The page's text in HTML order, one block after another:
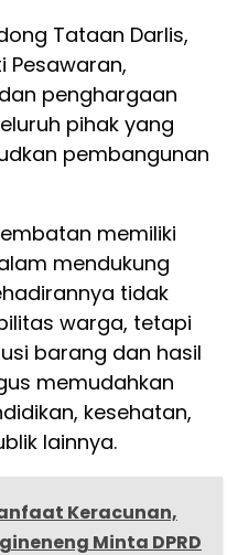
Tataan Darlis,
Pesawaran,
penghargaan
pihak yang
pembangunan
memiliki
mendukung
tidak
warga, tetapi
barang dan hasil
memudahkan
kesehatan,
lainnya.
Keracunan,
Minta DPRD